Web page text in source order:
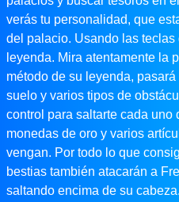
verás tu personalidad, que
del palacio. Usando las teclas
leyenda. Mira atentamente la
método de su leyenda,
suelo y varios tipos de
control para saltarte cada uno
monedas de oro y varios
vengan. Por todo lo que
bestias también atacarán a
saltando encima de su